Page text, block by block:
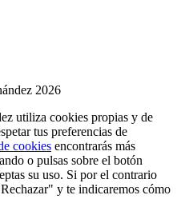
2026
utiliza cookies propias y de
tus preferencias de
cookies encontrarás más
o pulsas sobre el botón
su uso. Si por el contrario
y te indicaremos cómo